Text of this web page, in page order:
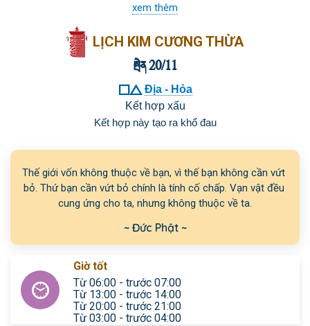
xem thêm
LỊCH KIM CƯƠNG THỪA
 20/11
 Địa - Hỏa
Kết hợp xấu
Kết hợp này tạo ra khổ đau
Thế giới vốn không thuộc về bạn, vì thế bạn không cần vứt
bỏ. Thứ bạn cần vứt bỏ chính là tính cố chấp. Vạn vật đều
cung ứng cho ta, nhưng không thuộc về ta.
~ Đức Phật ~
Giờ tốt
Từ 06:00 - trước 07:00
Từ 13:00 - trước 14:00
Từ 20:00 - trước 21:00
Từ 03:00 - trước 04:00